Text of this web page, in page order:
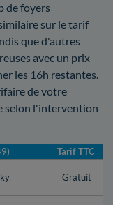
de foyers
sur le tarif
que d'autres
avec un prix
les 16h restantes.
de votre
selon l'intervention
Tarif TTC
Gratuit